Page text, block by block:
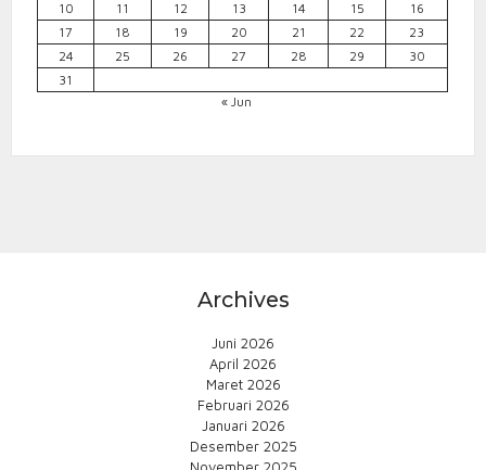
10
11 12 13 14 15
16
17
18 19 20 21 22
23
24
25 26 27 28 29
30
31
« Jun
Archives
Juni 2026
April 2026
Maret 2026
Februari 2026
Januari 2026
Desember 2025